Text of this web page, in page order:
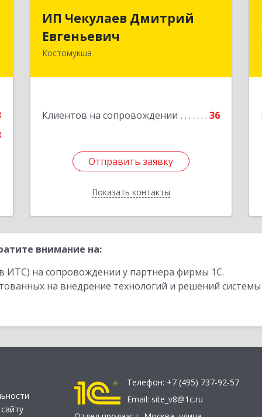
ИП Чекулаев Дмитрий
Евгеньевич
Костомукша
Клиентов на сопровождении 36
Отправить заявку
Показать контакты
ИП Чекулаев Дмитрий
Евгеньевич
Отправить заявку
Назад
внимание на:
ИТС) на сопровождении у партнера фирмы 1С.
на внедрение технологий и решений
Телефон: +7 (495) 737-92-57
Email: site_v8@1c.ru